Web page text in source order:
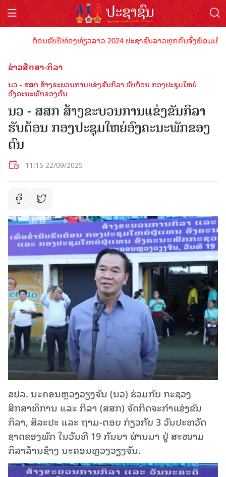
ຕ້ອນຮັບປີທ່ອງທ່ຽວລາວ 2024 ປະຊາຊົນລາວທຸກຄົນຈົ່ງພ້ອມເປັນເ
ຂ່າວສືກສາ-ກິລາ
ນວ - ສສກ ສ້າງຂະບວນການແຂ່ງຂັນກິລາ ຮັບຕ້ອນ ກອງປະຊຸມໃຫຍ່
ອົງຄະນະພັກຂອງຕົນ
ນວ - ສສກ ສ້າງຂະບວນການແຂ່ງຂັນກິລາ
ຮັບຕ້ອນ ກອງປະຊຸມໃຫຍ່ອົງຄະນະພັກຂອງ
ຕົນ
11:15 22/09/2025
ຂປລ. ນະຄອນຫຼວງວຽງຈັນ (ນວ) ຮ່ວມກັບ ກະຊວງ
ສຶກສາທິການ ແລະ ກິລາ (ສສກ) ຈັດກິດຈະກໍາແຂ່ງຂັນ
ກິລາ, ສິລະປະ ແລະ ຖາມ-ຕອບ ກ່ຽວກັບ 3 ວັນປະຫວັດ
ຊາດຂອງພັກ ໃນວັນທີ 19 ກັນຍາ ຜ່ານມາ ຢູ່ ສະໜາມ
ກິລາລ້ານຊ້າງ ນະຄອນຫຼວງວຽງຈັນ.